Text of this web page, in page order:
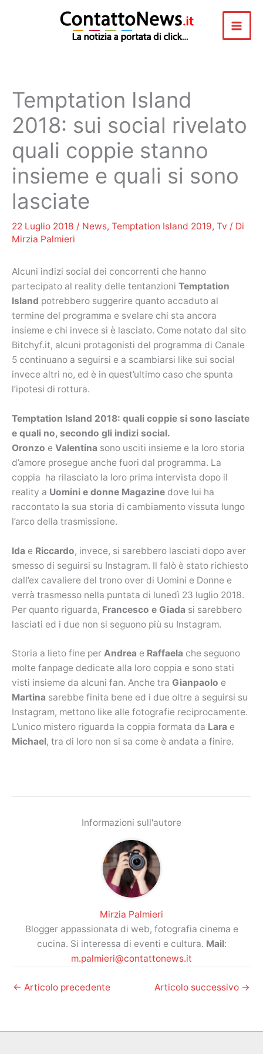
Temptation Island
2018: sui social rivelato
quali coppie stanno
insieme e quali si sono
lasciate
22 Luglio 2018 / News, Temptation Island 2019, Tv / Di
Mirzia Palmieri
Alcuni indizi social dei concorrenti che hanno
partecipato al reality delle tentanzioni Temptation
Island potrebbero suggerire quanto accaduto al
termine del programma e svelare chi sta ancora
insieme e chi invece si è lasciato. Come notato dal sito
Bitchyf.it, alcuni protagonisti del programma di Canale
5 continuano a seguirsi e a scambiarsi like sui social
invece altri no, ed è in quest’ultimo caso che spunta
l’ipotesi di rottura.
Temptation Island 2018: quali coppie si sono lasciate
e quali no, secondo gli indizi social.
Oronzo e Valentina sono usciti insieme e la loro storia
d’amore prosegue anche fuori dal programma. La
coppia ha rilasciato la loro prima intervista dopo il
reality a Uomini e donne Magazine dove lui ha
raccontato la sua storia di cambiamento vissuta lungo
l’arco della trasmissione.
Ida e Riccardo, invece, si sarebbero lasciati dopo aver
smesso di seguirsi su Instagram. Il falò è stato richiesto
dall’ex cavaliere del trono over di Uomini e Donne e
verrà trasmesso nella puntata di lunedì 23 luglio 2018.
Per quanto riguarda, Francesco e Giada si sarebbero
lasciati ed i due non si seguono più su Instagram.
Storia a lieto fine per Andrea e Raffaela che seguono
molte fanpage dedicate alla loro coppia e sono stati
visti insieme da alcuni fan. Anche tra Gianpaolo e
Martina sarebbe finita bene ed i due oltre a seguirsi su
Instagram, mettono like alle fotografie reciprocamente.
L’unico mistero riguarda la coppia formata da Lara e
Michael, tra di loro non si sa come è andata a finire.
Informazioni sull'autore
Mirzia Palmieri
Blogger appassionata di web, fotografia cinema e
cucina. Si interessa di eventi e cultura. Mail:
m.palmieri@contattonews.it
← Articolo precedente Articolo successivo →